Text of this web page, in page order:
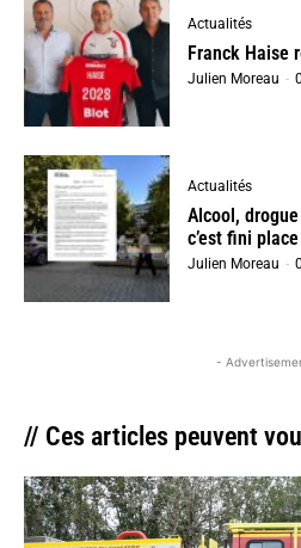
Actualités
Franck Haise
Julien Moreau -
Actualités
Alcool,
c’est fini
Julien Moreau -
-
// Ces articles peuvent